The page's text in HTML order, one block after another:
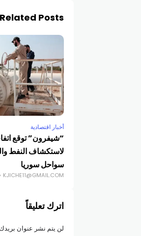
Related Posts
أخبار اقتصادية
“شيفرون” توقع
لاستكشاف النفط
سواحل سوريا
KJICHE11@GMAIL.COM
اترك تعليقاً
لن يتم نشر عنوان بريدك